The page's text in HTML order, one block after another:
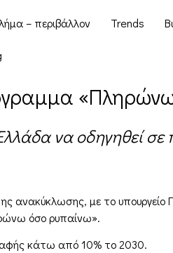
– περιβάλλον Trends
να οδηγηθεί
ανακύκλωσης, με το υπουργείο
όσο ρυπαίνω».
κάτω από 10% το 2030.